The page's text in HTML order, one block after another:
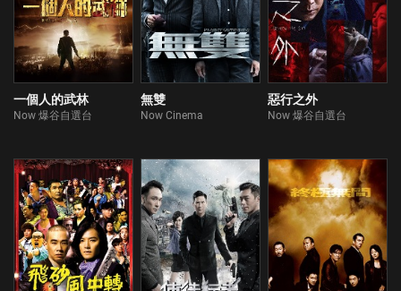
一個人的武林
Now 爆谷自選台
無雙
Now Cinema
惡行之外
Now 爆谷自選台